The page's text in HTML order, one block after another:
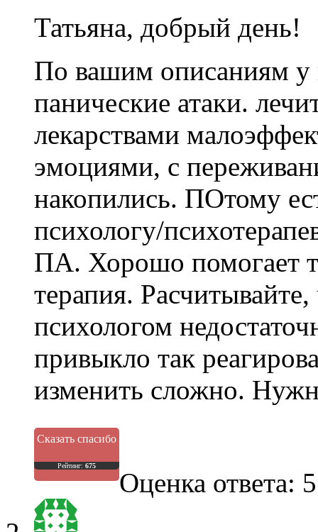
Татьяна, добрый день!
По вашим описаниям у
панические атаки.
лекарствами
эмоциями, с
накопились. ПОтому
психологу/
ПА. Хорошо помогает
терапия.
психологом
привыкло так
изменить сложно.
Сказать спасибо
Рейтинг: 675
Оценка ответа: